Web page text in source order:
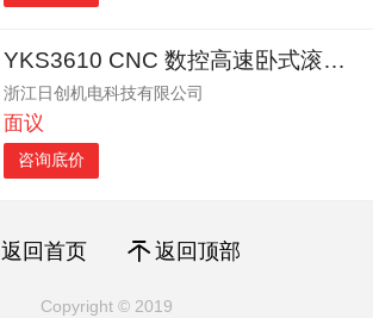
YKS3610 CNC 数控高速卧式滚齿机
浙江日创机电科技有限公司
面议
咨询底价
返回首页 返回顶部
Copyright © 2019